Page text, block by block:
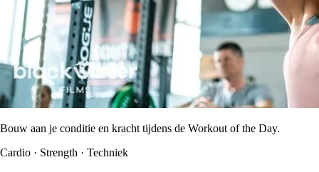
Bouw aan je conditie en kracht tijdens de Workout of the Day.
Cardio · Strength · Techniek